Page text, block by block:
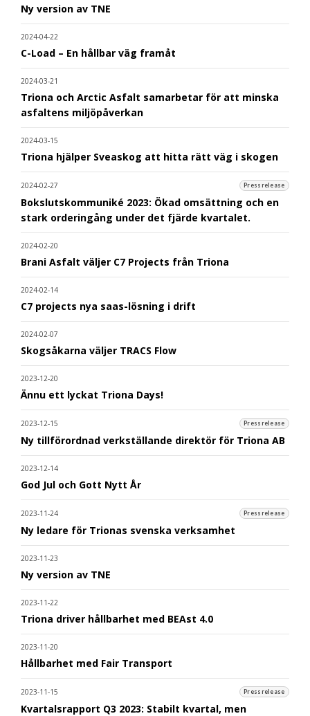
Ny version av TNE
2024-04-22
C-Load – En hållbar väg framåt
2024-03-21
Triona och Arctic Asfalt samarbetar för att minska
asfaltens miljöpåverkan
2024-03-15
Triona hjälper Sveaskog att hitta rätt väg i skogen
2024-02-27 Pressrelease
Bokslutskommuniké 2023: Ökad omsättning och en
stark orderingång under det fjärde kvartalet.
2024-02-20
Brani Asfalt väljer C7 Projects från Triona
2024-02-14
C7 projects nya saas-lösning i drift
2024-02-07
Skogsåkarna väljer TRACS Flow
2023-12-20
Ännu ett lyckat Triona Days!
2023-12-15 Pressrelease
Ny tillförordnad verkställande direktör för Triona AB
2023-12-14
God Jul och Gott Nytt År
2023-11-24 Pressrelease
Ny ledare för Trionas svenska verksamhet
2023-11-23
Ny version av TNE
2023-11-22
Triona driver hållbarhet med BEAst 4.0
2023-11-20
Hållbarhet med Fair Transport
2023-11-15 Pressrelease
Kvartalsrapport Q3 2023: Stabilt kvartal, men